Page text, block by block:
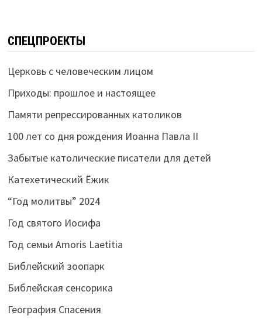
СПЕЦПРОЕКТЫ
Церковь с человеческим лицом
Приходы: прошлое и настоящее
Памяти репрессированных католиков
100 лет со дня рождения Иоанна Павла II
Забытые католические писатели для детей
Катехетический Ёжик
“Год молитвы” 2024
Год святого Иосифа
Год семьи Amoris Laetitia
Библейский зоопарк
Библейская сенсорика
География Спасения